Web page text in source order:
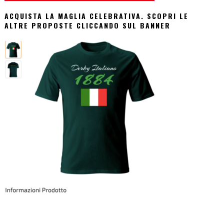
ACQUISTA LA MAGLIA CELEBRATIVA. SCOPRI LE
ALTRE PROPOSTE CLICCANDO SUL BANNER